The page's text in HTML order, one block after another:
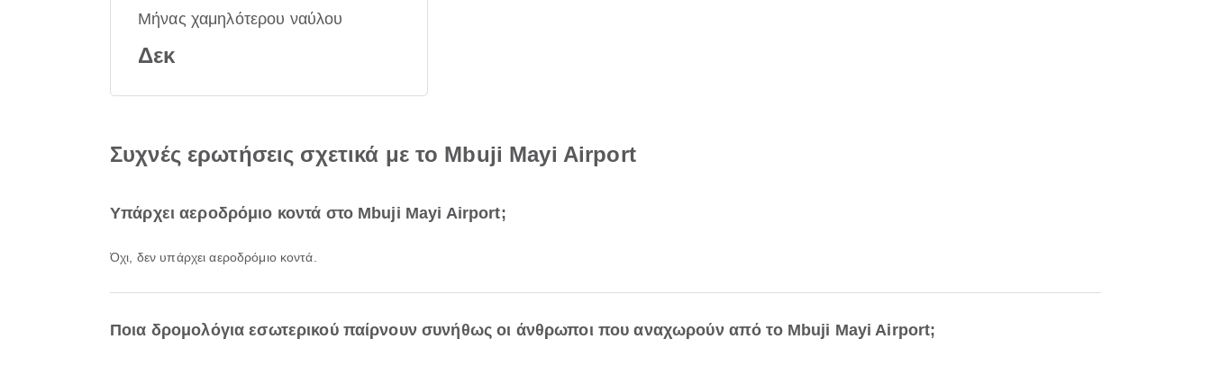
Μήνας χαμηλότερου ναύλου
Δεκ
Συχνές ερωτήσεις σχετικά με το Mbuji Mayi Airport
Υπάρχει αεροδρόμιο κοντά στο Mbuji Mayi Airport;
Όχι, δεν υπάρχει αεροδρόμιο κοντά.
Ποια δρομολόγια εσωτερικού παίρνουν συνήθως οι άνθρωποι που αναχωρούν από το Mbuji Mayi Airport;